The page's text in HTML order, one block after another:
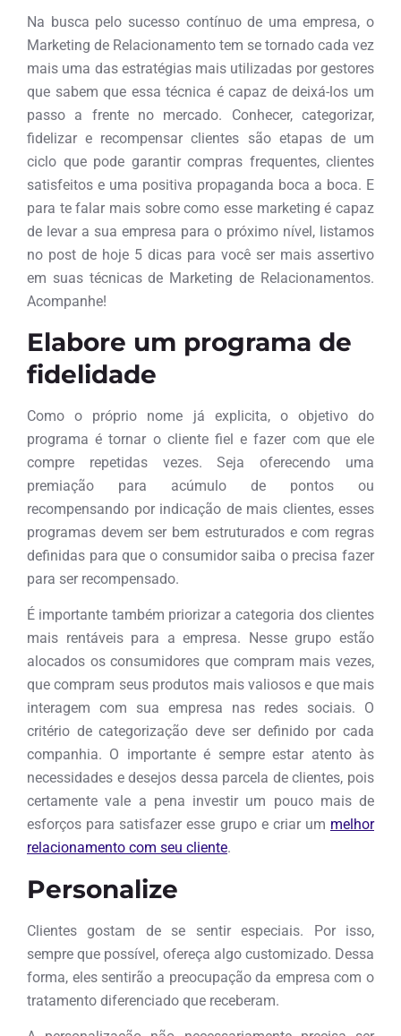
Na busca pelo sucesso contínuo de uma empresa, o
Marketing de Relacionamento tem se tornado cada vez
mais uma das estratégias mais utilizadas por gestores
que sabem que essa técnica é capaz de deixá-los um
passo a frente no mercado. Conhecer, categorizar,
fidelizar e recompensar clientes são etapas de um
ciclo que pode garantir compras frequentes, clientes
satisfeitos e uma positiva propaganda boca a boca. E
para te falar mais sobre como esse marketing é capaz
de levar a sua empresa para o próximo nível, listamos
no post de hoje 5 dicas para você ser mais assertivo
em suas técnicas de Marketing de Relacionamentos.
Acompanhe!
Elabore um programa de
fidelidade
Como o próprio nome já explicita, o objetivo do
programa é tornar o cliente fiel e fazer com que ele
compre repetidas vezes. Seja oferecendo uma
premiação para acúmulo de pontos ou
recompensando por indicação de mais clientes, esses
programas devem ser bem estruturados e com regras
definidas para que o consumidor saiba o precisa fazer
para ser recompensado.
É importante também priorizar a categoria dos clientes
mais rentáveis para a empresa. Nesse grupo estão
alocados os consumidores que compram mais vezes,
que compram seus produtos mais valiosos e que mais
interagem com sua empresa nas redes sociais. O
critério de categorização deve ser definido por cada
companhia. O importante é sempre estar atento às
necessidades e desejos dessa parcela de clientes, pois
certamente vale a pena investir um pouco mais de
esforços para satisfazer esse grupo e criar um melhor
relacionamento com seu cliente.
Personalize
Clientes gostam de se sentir especiais. Por isso,
sempre que possível, ofereça algo customizado. Dessa
forma, eles sentirão a preocupação da empresa com o
tratamento diferenciado que receberam.